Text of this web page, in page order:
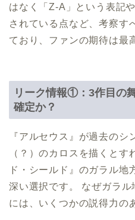
はなく「Z-A」という表記
されている点など、考察す
ており、ファンの期待は最
リーク情報①：3作目の
確定か？
『アルセウス』が過去の
（？）のカロスを描くと
ド・シールド』のガラル地
深い選択です。 なぜガラル
には、いくつかの説得力の